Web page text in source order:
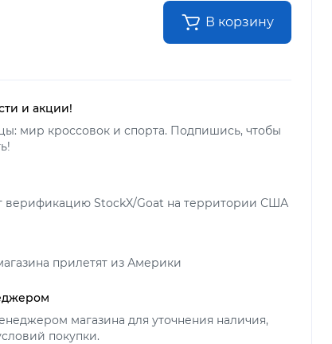
В корзину
и акции!
мир кроссовок и спорта. Подпишись, чтобы
верификацию StockX/Goat на территории США
прилетят из Америки
магазина для уточнения наличия,
покупки.